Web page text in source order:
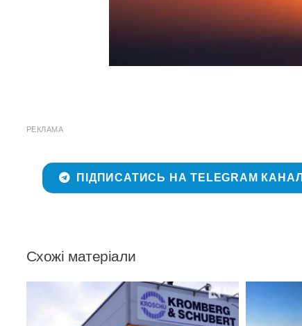
РЕКЛАМА
ПІДПИСАТИСЬ НА TELEGRAM КАНАЛ
Схожі матеріали